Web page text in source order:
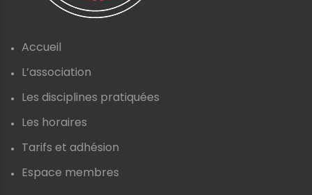
Accueil
L’association
Les disciplines pratiquées
Les horaires
Tarifs et adhésion
Espace membres